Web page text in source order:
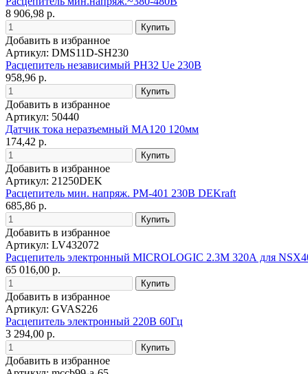
8 906,98 р.
Добавить в избранное
Артикул: DMS11D-SH230
Расцепитель независимый РН32 Ue 230В
958,96 р.
Добавить в избранное
Артикул: 50440
Датчик тока неразъемный MA120 120мм
174,42 р.
Добавить в избранное
Артикул: 21250DEK
Расцепитель мин. напряж. РМ-401 230В DEKraft
685,86 р.
Добавить в избранное
Артикул: LV432072
Расцепитель электронный MICROLOGIC 2.3М 320А для
65 016,00 р.
Добавить в избранное
Артикул: GVAS226
Расцепитель электронный 220В 60Гц
3 294,00 р.
Добавить в избранное